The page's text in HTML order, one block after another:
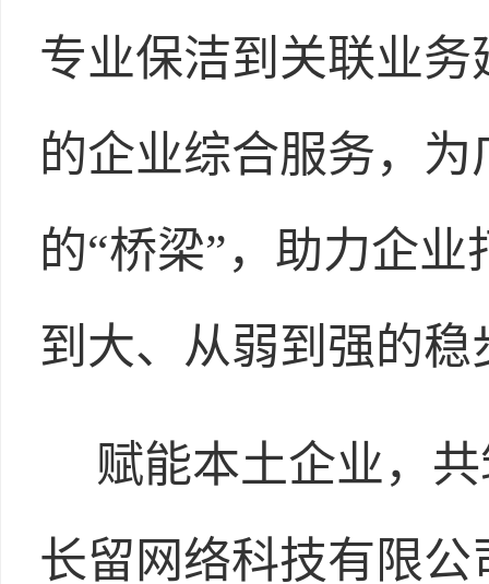
专业保洁到关联业
的企业综合服务，
的“桥梁”，助力企
到大、从弱到强的稳
赋能本土企业，
长留网络科技有限